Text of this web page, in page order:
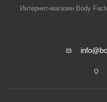
Интернет-магазин Body